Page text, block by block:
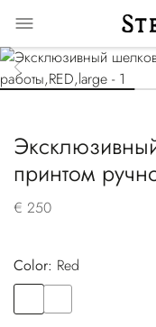
принтом
€ 250
Color:
red